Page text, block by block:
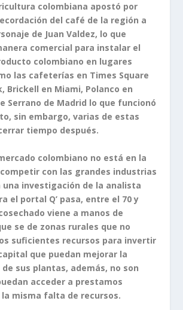
colombiana apostó por
del café de la región a
de Juan Valdez, lo que
comercial para instalar el
colombiano en lugares
las cafeterías en Times Square
Brickell en Miami, Polanco en
Serrano de Madrid lo que funcionó
sin embargo, varias de estas
tiempo después.
colombiano no está en la
con las grandes industrias
una investigación de la analista
el portal Q’ pasa, entre el 70 y
viene a manos de
se de zonas rurales que no
suficientes recursos para invertir
que puedan mejorar la
sus plantas, además, no son
acceder a prestamos
misma falta de recursos.